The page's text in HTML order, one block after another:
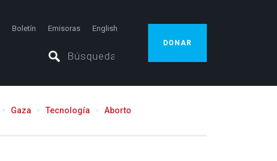
Boletín Emisoras English
DONAR
Gaza Tecnología Aborto